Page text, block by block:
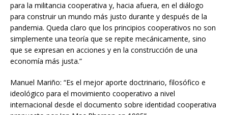
para la militancia cooperativa y, hacia afuera, en el diálogo
para construir un mundo más justo durante y después de la
pandemia. Queda claro que los principios cooperativos no son
simplemente una teoría que se repite mecánicamente, sino
que se expresan en acciones y en la construcción de una
economía más justa.”
Manuel Mariño: “Es el mejor aporte doctrinario, filosófico e
ideológico para el movimiento cooperativo a nivel
internacional desde el documento sobre identidad cooperativa